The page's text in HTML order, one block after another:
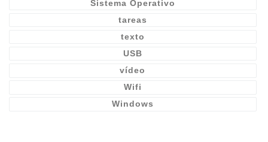
Sistema Operativo
tareas
texto
USB
vídeo
Wifi
Windows